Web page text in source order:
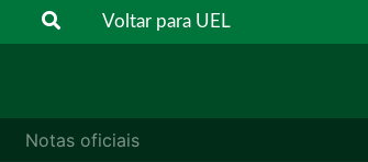
Voltar para UEL
Notas oficiais